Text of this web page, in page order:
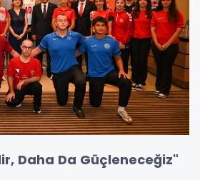
Daha Da Güçleneceğiz"